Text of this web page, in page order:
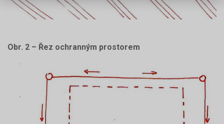
Obr. 2 – Řez ochranným prostorem